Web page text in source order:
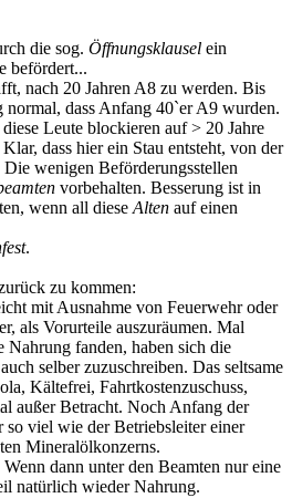
die sog. Öffnungsklausel ein
befördert...
nach 20 Jahren A8 zu werden. Bis
dass Anfang 40`er A9 wurden.
Leute blockieren auf > 20 Jahre
dass hier ein Stau entsteht, von der
wenigen Beförderungsstellen
vorbehalten. Besserung ist in
wenn all diese Alten auf einen
.
zu kommen:
mit Ausnahme von Feuerwehr oder
als Vorurteile auszuräumen. Mal
Nahrung fanden, haben sich die
selber zuzuschreiben. Das seltsame
Kältefrei, Fahrtkostenzuschuss,
außer Betracht. Noch Anfang der
so viel wie der Betriebsleiter einer
Mineralölkonzerns.
dann unter den Beamten nur eine
natürlich wieder Nahrung.